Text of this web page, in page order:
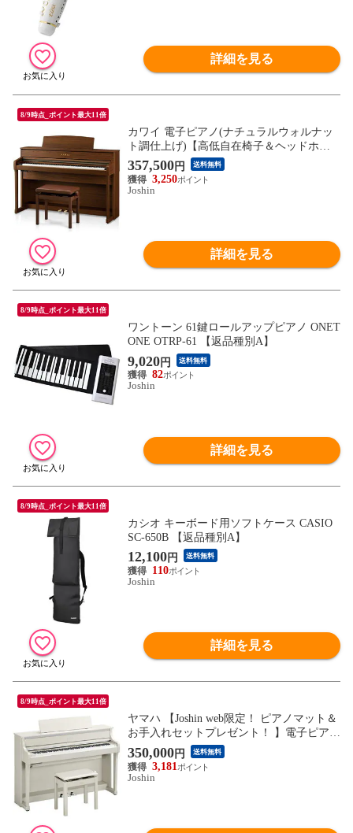
詳細を見る
8/9時点_ポイント最大11倍
カワイ 電子ピアノ(ナチュラルウォルナッ
ト調仕上げ)【高低自在椅子＆ヘッドホン
＆楽譜集付き】 KAWAI Concert Artist SERI
ES CA701-NW 【返品種別A】
357,500円 送料無料
3,250
Joshin
詳細を見る
8/9時点_ポイント最大11倍
ワントーン 61鍵ロールアップピアノ ONET
ONE OTRP-61 【返品種別A】
9,020円 送料無料
82
Joshin
詳細を見る
8/9時点_ポイント最大11倍
カシオ キーボード用ソフトケース CASIO
SC-650B 【返品種別A】
12,100円 送料無料
110
Joshin
詳細を見る
8/9時点_ポイント最大11倍
ヤマハ 【Joshin web限定！ ピアノマット＆
お手入れセットプレゼント！ 】電子ピアノ
(ホワイトバーチ調)【高低自在椅子＆ヘッ
ドホン＆ソングブック付き】 YAMAHA Cla
vinova(クラビノーバ) CLP-875-WB 【返品
350,000円 送料無料
3,181
Joshin